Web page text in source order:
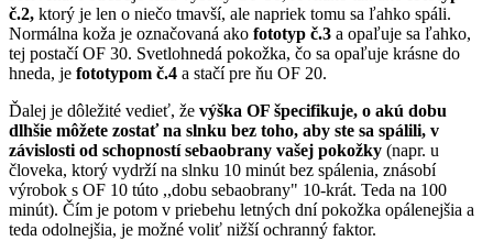
č.2, ktorý je len o niečo tmavší, ale napriek tomu sa ľahko spáli.
Normálna koža je označovaná ako fototyp č.3 a opaľuje sa ľahko,
tej postačí OF 30. Svetlohnedá pokožka, čo sa opaľuje krásne do
hneda, je fototypom č.4 a stačí pre ňu OF 20.
Ďalej je dôležité vedieť, že výška OF špecifikuje, o akú dobu
dlhšie môžete zostať na slnku bez toho, aby ste sa spálili, v
závislosti od schopností sebaobrany vašej pokožky (napr. u
človeka, ktorý vydrží na slnku 10 minút bez spálenia, znásobí
výrobok s OF 10 túto ,,dobu sebaobrany" 10-krát. Teda na 100
minút). Čím je potom v priebehu letných dní pokožka opálenejšia a
teda odolnejšia, je možné voliť nižší ochranný faktor.